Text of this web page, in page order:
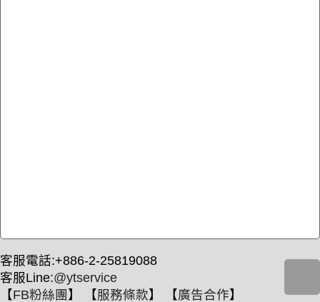
客服電話:+886-2-25819088
客服Line:@ytservice
【FB粉絲團 】 【服務條款】 【廣告合作】